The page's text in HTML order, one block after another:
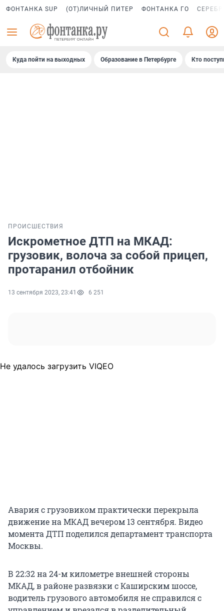
ФОНТАНКА SUP (ОТ)ЛИЧНЫЙ ПИТЕР ФОНТАНКА ГО
Куда пойти на выходных Образование в Петербурге Кто
ПРОИСШЕСТВИЯ
Искрометное ДТП на МКАД:
грузовик, волоча за собой прицеп,
протаранил отбойник
13 сентября 2023, 23:41 6 251
Не удалось загрузить VIQEO
Авария с грузовиком практически перекрыла
движение на МКАД вечером 13 сентября. Видео
момента ДТП поделился департамент транспорта
Москвы.
В 22:32 на 24-м километре внешней стороны
МКАД, в районе развязки с Каширским шоссе,
водитель грузового автомобиля не справился с